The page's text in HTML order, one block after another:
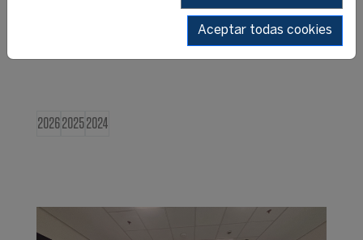
202620252024
Aceptar todas cookies